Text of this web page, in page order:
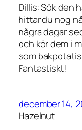
Dillis: Sök den
hittar du nog
några dagar
och kör dem i
som
Fantastiskt!
december 14,
Hazelnut